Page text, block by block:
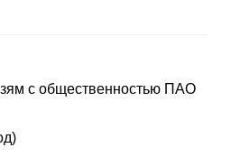
с общественностью ПАО